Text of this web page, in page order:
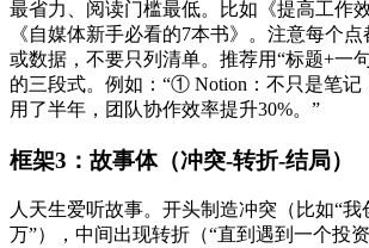
最省力、阅读门槛最低。比如《提高工作
《自媒体新手必看的7本书》。注意每个
或数据，不要只列清单。推荐用“标题+一
的三段式。例如：“① Notion：不只是笔记
用了半年，团队协作效率提升30%。”
框架3：故事体（冲突-转折-结局）
人天生爱听故事。开头制造冲突（比如“我
万”），中间出现转折（“直到遇到一个投